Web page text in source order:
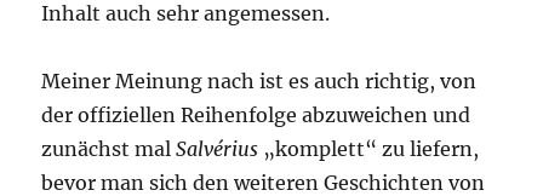
Inhalt auch sehr angemessen.
Meiner Meinung nach ist es auch richtig, von
der offiziellen Reihenfolge abzuweichen und
zunächst malSalvérius „komplett“ zu liefern,
bevor man sich den weiteren Geschichten von